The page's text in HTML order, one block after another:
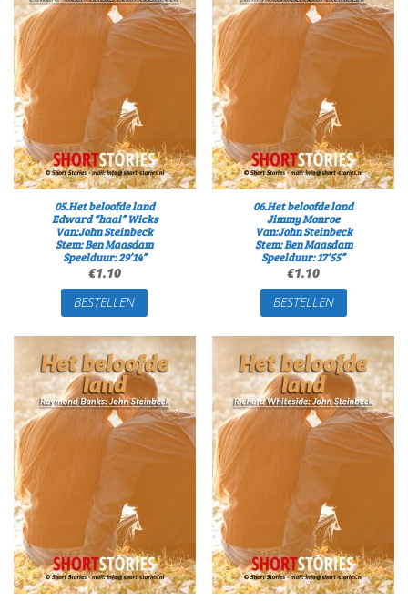
05.Het beloofde land
Edward “haai” Wicks
Van:John Steinbeck
Stem: Ben Maasdam
Speelduur: 29’14”
€1.10
BESTELLEN
06.Het beloofde land
Jimmy Monroe
Van:John Steinbeck
Stem: Ben Maasdam
Speelduur: 17’55”
€1.10
BESTELLEN